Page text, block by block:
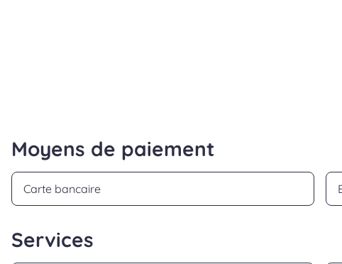
Moyens de paiement
Carte bancaire
Services